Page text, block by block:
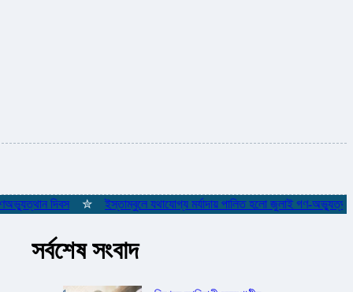
দিবস ✮ ইস্তাম্বুলে যথাযোগ্য মর্যাদায় পালিত হলো জুলাই গণ-অভ্যুত্থান
সর্বশেষ সংবাদ